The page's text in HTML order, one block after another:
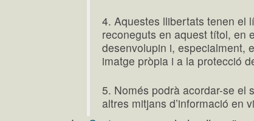
4. Aquestes llibertats tenen el
reconeguts en aquest títol, en
desenvolupin i, especialment,
imatge pròpia i a la protecció
5. Només podrà acordar-se el
altres mitjans d’informació en